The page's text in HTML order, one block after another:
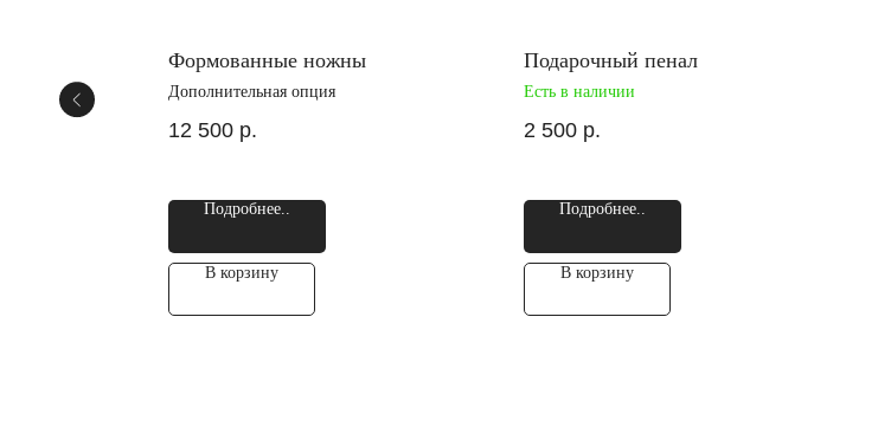
Формованные ножны
Дополнительная опция
12 500 р.
Подробнее..
В корзину
Подарочный пенал
Есть в наличии
2 500 р.
Подробнее..
В корзину